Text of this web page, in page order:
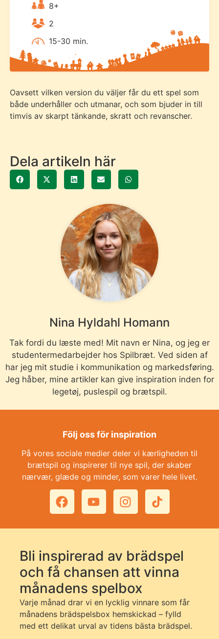
8+
2
15-30 min.
Oavsett vilken version du väljer får du ett spel som
både underhåller och utmanar, och som bjuder in till
timvis av skarpt tänkande, skratt och revanscher.
Dela artikeln här
Nina Hyldahl Homann
Tak fordi du læste med! Mit navn er Nina, og jeg er
studentermedarbejder hos Spilbræt. Ved siden af
har jeg mit studie i kommunikation og markedsføring.
Jeg håber, mine artikler kan give inspiration inden for
legetøj, puslespil og brætspil.
Följ oss för inspiration
På vores sociale medier deler vi kærligheden til
brætspil og inspirerer til nye spil, der skaber
nærvær, glæde og minder, som varer hele livet.
Bli inspirerad av brädspel
och få chansen att vinna
månadens spelbox
Varje månad drar vi en lycklig vinnare som får
månadens brädspelsbox hemskickad – fylld
med ett delikat urval av tidens bästa brädspel.